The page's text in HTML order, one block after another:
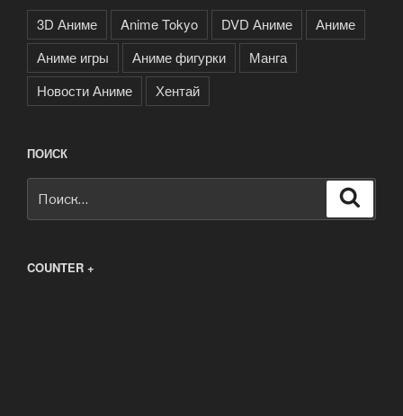
3D Аниме Anime Tokyo DVD Аниме
Аниме
Аниме игры
Аниме фигурки
Манга
Новости Аниме
Хентай
ПОИСК
COUNTER +